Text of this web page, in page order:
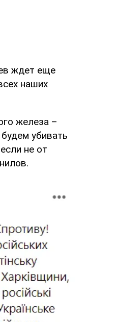
ждет еще
наших
железа –
убивать
не от